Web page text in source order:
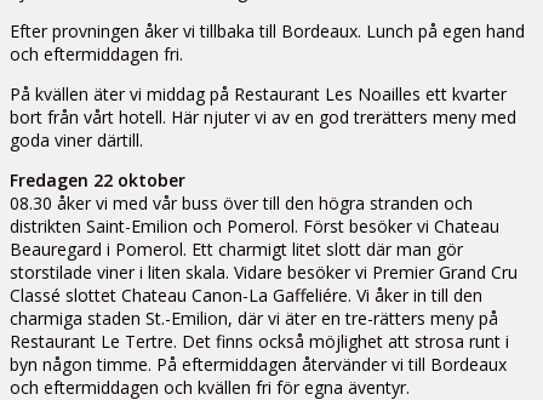
Efter provningen åker vi tillbaka till Bordeaux. Lunch på egen hand
och eftermiddagen fri.
På kvällen äter vi middag på Restaurant Les Noailles ett kvarter
bort från vårt hotell. Här njuter vi av en god trerätters meny med
goda viner därtill.
Fredagen 22 oktober
08.30 åker vi med vår buss över till den högra stranden och
distrikten Saint-Emilion och Pomerol. Först besöker vi Chateau
Beauregard i Pomerol. Ett charmigt litet slott där man gör
storstilade viner i liten skala. Vidare besöker vi Premier Grand Cru
Classé slottet Chateau Canon-La Gaffeliére. Vi åker in till den
charmiga staden St.-Emilion, där vi äter en tre-rätters meny på
Restaurant Le Tertre. Det finns också möjlighet att strosa runt i
byn någon timme. På eftermiddagen återvänder vi till Bordeaux
och eftermiddagen och kvällen fri för egna äventyr.